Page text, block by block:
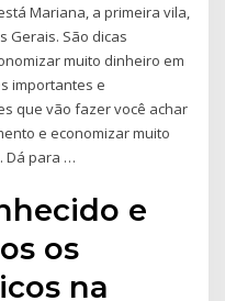
Mariana, a primeira vila,
Gerais. São dicas
muito dinheiro em
importantes e
que vão fazer você achar
e economizar muito
Dá para …
e
os
na